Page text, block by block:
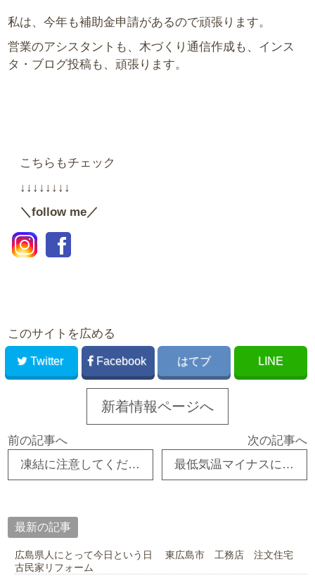
私は、今年も補助金申請があるので頑張ります。
営業のアシスタントも、木づくり通信作成も、インス
タ・ブログ投稿も、頑張ります。
こちらもチェック
↓↓↓↓↓↓↓↓
＼follow me／
このサイトを広める
Twitter Facebook はてブ LINE
新着情報ページへ
前の記事へ
凍結に注意してくださいね
次の記事へ
最低気温マイナスに注意してください
最新の記事
広島県人にとって今日という日 東広島市 工務店 注文住宅
古民家リフォーム